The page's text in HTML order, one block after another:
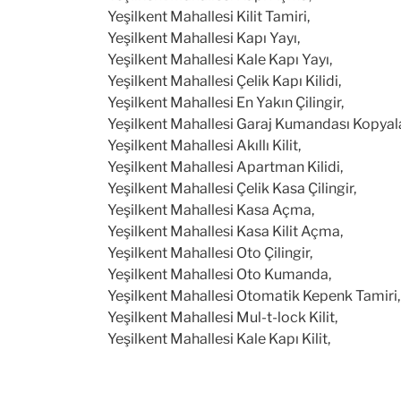
Yeşilkent Mahallesi Kilit Tamiri,
Yeşilkent Mahallesi Kapı Yayı,
Yeşilkent Mahallesi Kale Kapı Yayı,
Yeşilkent Mahallesi Çelik Kapı Kilidi,
Yeşilkent Mahallesi En Yakın Çilingir,
Yeşilkent Mahallesi Garaj Kumandası
Yeşilkent Mahallesi Akıllı Kilit,
Yeşilkent Mahallesi Apartman Kilidi,
Yeşilkent Mahallesi Çelik Kasa Çilingir,
Yeşilkent Mahallesi Kasa Açma,
Yeşilkent Mahallesi Kasa Kilit Açma,
Yeşilkent Mahallesi Oto Çilingir,
Yeşilkent Mahallesi Oto Kumanda,
Yeşilkent Mahallesi Otomatik Kepenk Tamiri,
Yeşilkent Mahallesi Mul-t-lock Kilit,
Yeşilkent Mahallesi Kale Kapı Kilit,